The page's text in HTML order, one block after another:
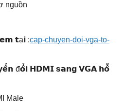
nguồn
𝘁ạ𝗶 :cap-chuyen-doi-vga-to-
đ𝗼̂̉𝗶 𝗛𝗗𝗠𝗜 𝘀𝗮𝗻𝗴 𝗩𝗚𝗔 𝗵𝗼̂̃
Male